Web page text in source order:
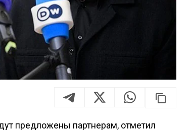
предложены партнерам, отметил